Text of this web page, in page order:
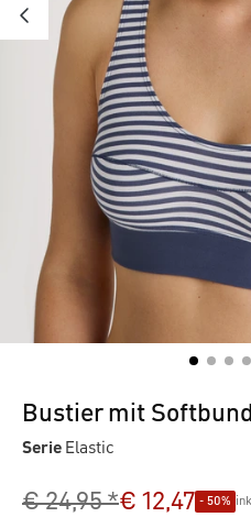
Bustier mit Softbund
Serie Elastic
€ 24,95 *€ 12,47 - 50%